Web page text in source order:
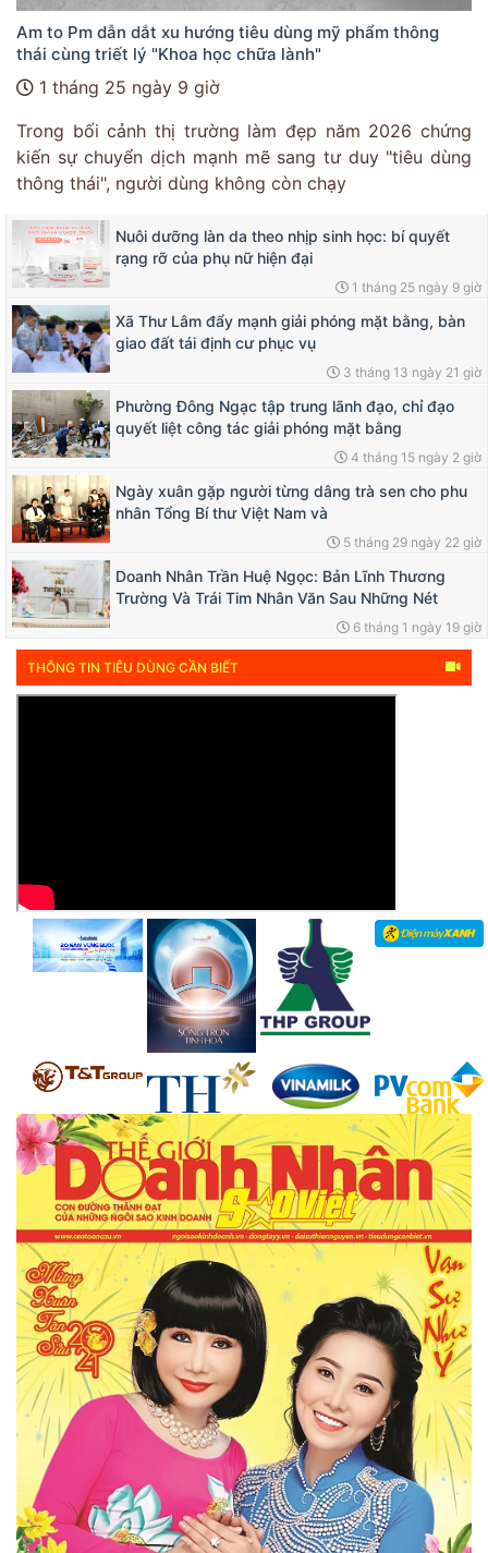
Am to Pm dẫn dắt xu hướng tiêu dùng mỹ phẩm thông
thái cùng triết lý "Khoa học chữa lành"
1 tháng 25 ngày 9 giờ
Trong bối cảnh thị trường làm đẹp năm 2026 chứng
kiến sự chuyển dịch mạnh mẽ sang tư duy "tiêu dùng
thông thái", người dùng không còn chạy
Nuôi dưỡng làn da theo nhịp sinh học: bí quyết
rạng rỡ của phụ nữ hiện đại
1 tháng 25 ngày 9 giờ
Xã Thư Lâm đẩy mạnh giải phóng mặt bằng, bàn
giao đất tái định cư phục vụ
3 tháng 13 ngày 21 giờ
Phường Đông Ngạc tập trung lãnh đạo, chỉ đạo
quyết liệt công tác giải phóng mặt bằng
4 tháng 15 ngày 2 giờ
Ngày xuân gặp người từng dâng trà sen cho phu
nhân Tổng Bí thư Việt Nam và
5 tháng 29 ngày 22 giờ
Doanh Nhân Trần Huệ Ngọc: Bản Lĩnh Thương
Trường Và Trái Tim Nhân Văn Sau Những Nét
6 tháng 1 ngày 19 giờ
THÔNG TIN TIÊU DÙNG CẦN BIẾT